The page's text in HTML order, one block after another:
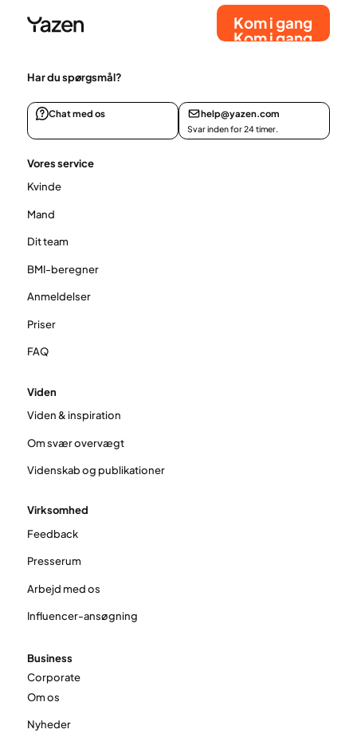
Kom i gang
Kom i gang
Har du spørgsmål?
Chat med os help@yazen.com
Svar inden for 24 timer.
Vores service
Kvinde
Mand
Dit team
BMI-beregner
Anmeldelser
Priser
FAQ
Viden
Viden & inspiration
Om svær overvægt
Videnskab og publikationer
Virksomhed
Feedback
Presserum
Arbejd med os
Influencer-ansøgning
Business
Corporate
Om os
Nyheder